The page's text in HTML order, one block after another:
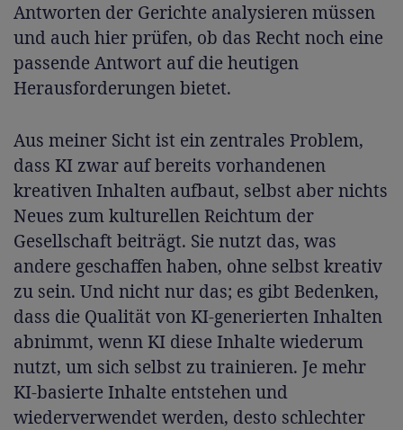
Antworten der Gerichte analysieren müssen
und auch hier prüfen, ob das Recht noch eine
passende Antwort auf die heutigen
Herausforderungen bietet.
Aus meiner Sicht ist ein zentrales Problem,
dass KI zwar auf bereits vorhandenen
kreativen Inhalten aufbaut, selbst aber nichts
Neues zum kulturellen Reichtum der
Gesellschaft beiträgt. Sie nutzt das, was
andere geschaffen haben, ohne selbst kreativ
zu sein. Und nicht nur das; es gibt Bedenken,
dass die Qualität von KI-generierten Inhalten
abnimmt, wenn KI diese Inhalte wiederum
nutzt, um sich selbst zu trainieren. Je mehr
KI-basierte Inhalte entstehen und
wiederverwendet werden, desto schlechter